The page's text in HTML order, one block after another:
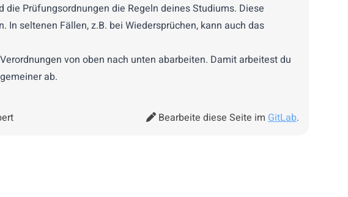
Prüfungsordnungen die Regeln deines Studiums. Diese
seltenen Fällen, z.B. bei Wiedersprüchen, kann auch das
von oben nach unten abarbeiten. Damit arbeitest du
ab.
Bearbeite diese Seite im GitLab.